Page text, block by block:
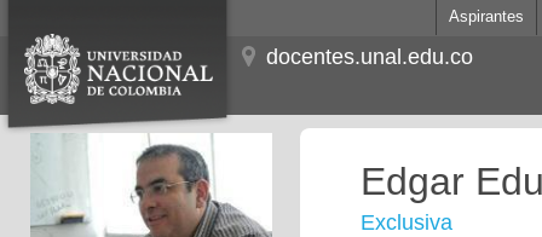
Aspirantes
docentes.unal.edu.co
Edgar
Exclusiva